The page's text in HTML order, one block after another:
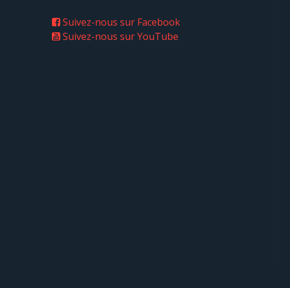
Suivez-nous sur Facebook
Suivez-nous sur YouTube